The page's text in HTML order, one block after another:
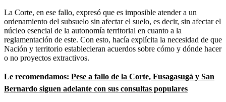
La Corte, en ese fallo, expresó que es imposible atender a un
ordenamiento del subsuelo sin afectar el suelo, es decir, sin afectar el
núcleo esencial de la autonomía territorial en cuanto a la
reglamentación de este. Con esto, hacía explícita la necesidad de que
Nación y territorio establecieran acuerdos sobre cómo y dónde hacer
o no proyectos extractivos.
Le recomendamos: Pese a fallo de la Corte, Fusagasugá y San
Bernardo siguen adelante con sus consultas populares